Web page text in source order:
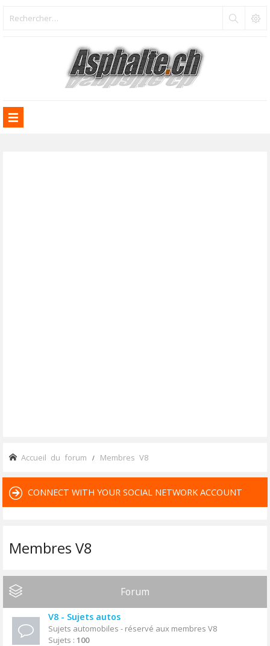
Accueil du forum Membres V8
CONNECT WITH YOUR SOCIAL NETWORK ACCOUNT
Membres V8
Forum
V8 - Sujets autos
Sujets automobiles - réservé aux membres V8
Sujets : 100